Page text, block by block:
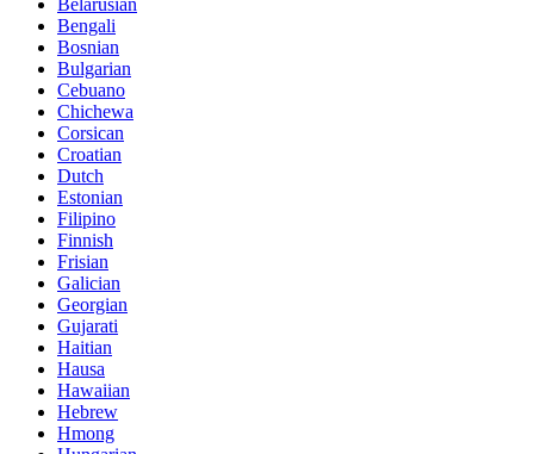
Belarusian
Bengali
Bosnian
Bulgarian
Cebuano
Chichewa
Corsican
Croatian
Dutch
Estonian
Filipino
Finnish
Frisian
Galician
Georgian
Gujarati
Haitian
Hausa
Hawaiian
Hebrew
Hmong